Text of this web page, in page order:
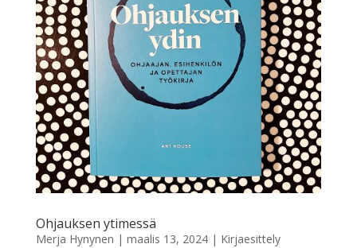
Ohjauksen ytimessä
Merja Hynynen | maalis 13, 2024| Kirjaesittely